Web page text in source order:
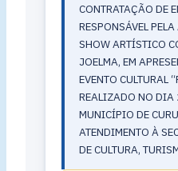
CONTRATAÇÃO DE
RESPONSÁVEL
SHOW ARTÍSTICO
JOELMA, EM
EVENTO CULTURAL
REALIZADO NO DIA
MUNICÍPIO DE
ATENDIMENTO À
DE CULTURA,